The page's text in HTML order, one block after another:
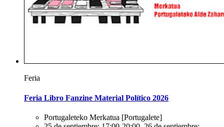
Feria
Feria Libro Fanzine Material Político 2026
Portugaleteko Merkatua [Portugalete]